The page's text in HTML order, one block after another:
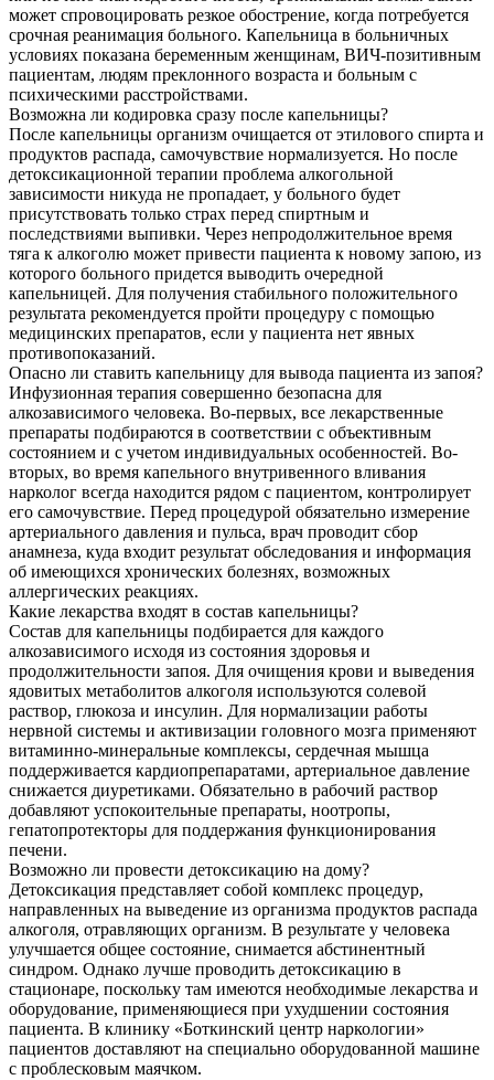
может спровоцировать резкое обострение, когда потребуется
срочная реанимация больного. Капельница в больничных
условиях показана беременным женщинам, ВИЧ-позитивным
пациентам, людям преклонного возраста и больным с
психическими расстройствами.
Возможна ли кодировка сразу после капельницы?
После капельницы организм очищается от этилового спирта и
продуктов распада, самочувствие нормализуется. Но после
детоксикационной терапии проблема алкогольной
зависимости никуда не пропадает, у больного будет
присутствовать только страх перед спиртным и
последствиями выпивки. Через непродолжительное время
тяга к алкоголю может привести пациента к новому запою, из
которого больного придется выводить очередной
капельницей. Для получения стабильного положительного
результата рекомендуется пройти процедуру с помощью
медицинских препаратов, если у пациента нет явных
противопоказаний.
Опасно ли ставить капельницу для вывода пациента из запоя?
Инфузионная терапия совершенно безопасна для
алкозависимого человека. Во-первых, все лекарственные
препараты подбираются в соответствии с объективным
состоянием и с учетом индивидуальных особенностей. Во-
вторых, во время капельного внутривенного вливания
нарколог всегда находится рядом с пациентом, контролирует
его самочувствие. Перед процедурой обязательно измерение
артериального давления и пульса, врач проводит сбор
анамнеза, куда входит результат обследования и информация
об имеющихся хронических болезнях, возможных
аллергических реакциях.
Какие лекарства входят в состав капельницы?
Состав для капельницы подбирается для каждого
алкозависимого исходя из состояния здоровья и
продолжительности запоя. Для очищения крови и выведения
ядовитых метаболитов алкоголя используются солевой
раствор, глюкоза и инсулин. Для нормализации работы
нервной системы и активизации головного мозга применяют
витаминно-минеральные комплексы, сердечная мышца
поддерживается кардиопрепаратами, артериальное давление
снижается диуретиками. Обязательно в рабочий раствор
добавляют успокоительные препараты, ноотропы,
гепатопротекторы для поддержания функционирования
печени.
Возможно ли провести детоксикацию на дому?
Детоксикация представляет собой комплекс процедур,
направленных на выведение из организма продуктов распада
алкоголя, отравляющих организм. В результате у человека
улучшается общее состояние, снимается абстинентный
синдром. Однако лучше проводить детоксикацию в
стационаре, поскольку там имеются необходимые лекарства и
оборудование, применяющиеся при ухудшении состояния
пациента. В клинику «Боткинский центр наркологии»
пациентов доставляют на специально оборудованной машине
с проблесковым маячком.